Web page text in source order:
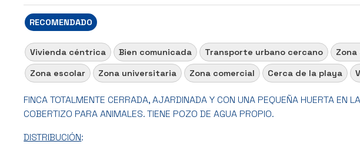
RECOMENDADO
Vivienda céntrica Bien comunicada Transporte urbano cercano
Zona escolar
Zona universitaria Zona comercial Cerca de la playa
FINCA TOTALMENTE CERRADA, AJARDINADA Y CON UNA PEQUEÑA HUERTA EN
COBERTIZO PARA ANIMALES. TIENE POZO DE AGUA PROPIO.
DISTRIBUCIÓN: